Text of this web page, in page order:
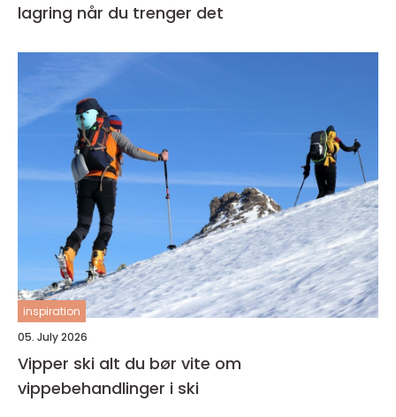
lagring når du trenger det
inspiration
05. July 2026
Vipper ski alt du bør vite om
vippebehandlinger i ski